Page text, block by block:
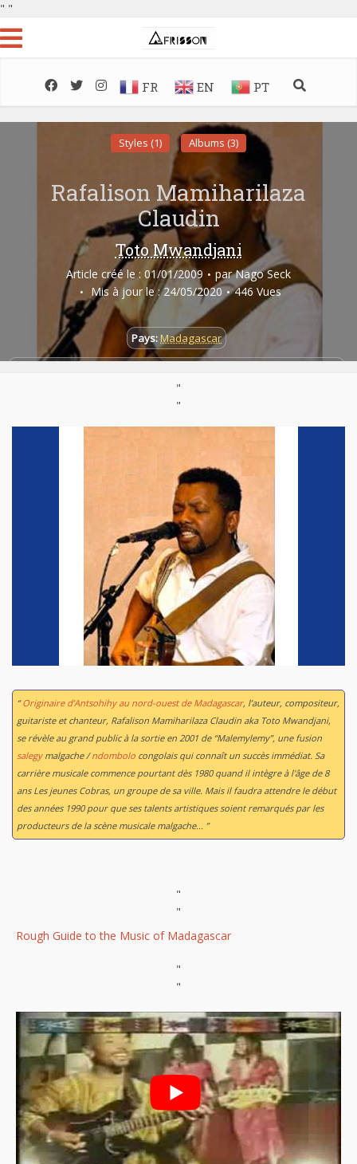
" "
FR EN PT
Styles (1) Albums (3)
Rafalison Mamiharilaza
Claudin
Toto Mwandjani
Article créé le : 01/01/2009 par Nago Seck
Mis à jour le : 24/05/2020
446 Vues
Pays: Madagascar
,
World / Musique du monde
"
"
“Originaire d’Antsohihy au nord-ouest de Madagascar, l’auteur, compositeur,
guitariste et chanteur, Rafalison Mamiharilaza Claudin aka Toto Mwandjani,
se révèle au grand public à la sortie en 2001 de “Malemylemy”, une fusion
salegymalgache /ndombolo congolais qui connaît un succès immédiat. Sa
carrière musicale commence pourtant dès 1980 quand il intègre à l'âge de 8
ans Les jeunes Cobras, un groupe de sa ville. Mais il faudra attendre le début
des années 1990 pour que ses talents artistiques soient remarqués par les
producteurs de la scène musicale malgache... ”
"
"
Rough Guide to the Music of Madagascar
"
"